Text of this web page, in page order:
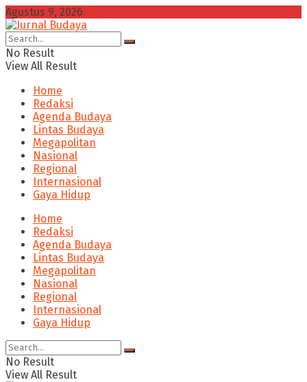
Agustus 9, 2026
No Result
View All Result
Home
Redaksi
Agenda Budaya
Lintas Budaya
Megapolitan
Nasional
Regional
Internasional
Gaya Hidup
Home
Redaksi
Agenda Budaya
Lintas Budaya
Megapolitan
Nasional
Regional
Internasional
Gaya Hidup
No Result
View All Result